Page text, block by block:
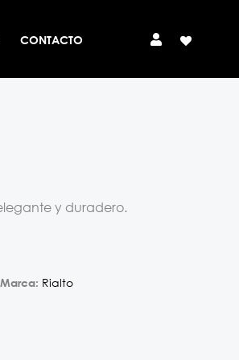
CONTACTO
y duradero.
Marca: Rialto